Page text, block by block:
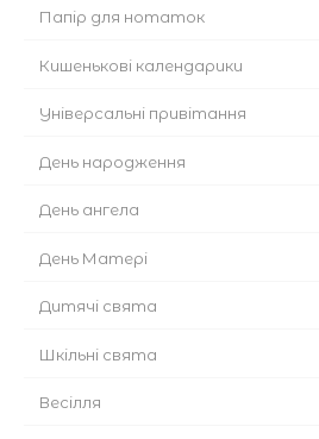
Папір для нотаток
Кишенькові календарики
Універсальні привітання
День народження
День ангела
День Матері
Дитячі свята
Шкільні свята
Весілля